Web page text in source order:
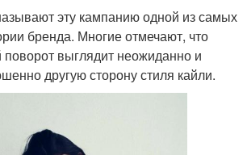
эту кампанию одной из самых
бренда. Многие отмечают, что
поворот выглядит неожиданно и
другую сторону стиля кайли.